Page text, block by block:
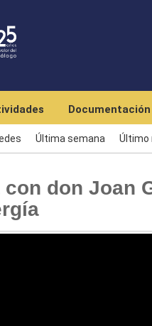
Documentación
Última semana Último
con don Joan